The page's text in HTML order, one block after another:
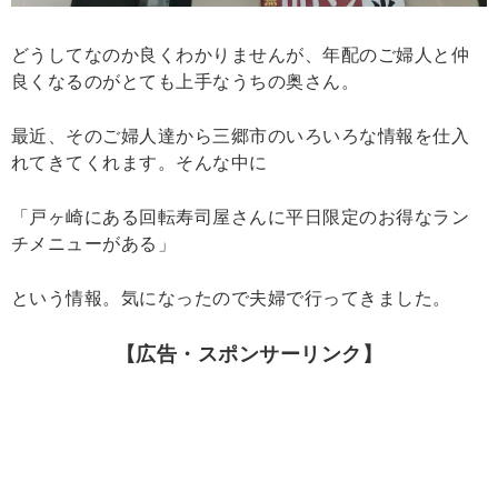
どうしてなのか良くわかりませんが、年配のご婦人と仲
良くなるのがとても上手なうちの奥さん。
最近、そのご婦人達から三郷市のいろいろな情報を仕入
れてきてくれます。そんな中に
「戸ヶ崎にある回転寿司屋さんに平日限定のお得なラン
チメニューがある」
という情報。気になったので夫婦で行ってきました。
【広告・スポンサーリンク】